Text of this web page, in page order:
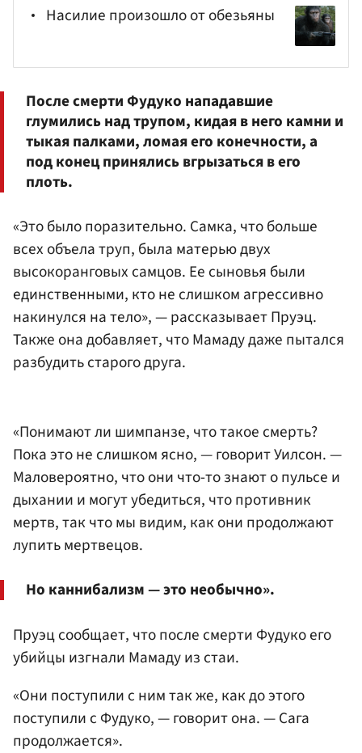
Насилие произошло от обезьяны
После смерти Фудуко нападавшие
глумились над трупом, кидая в него камни и
тыкая палками, ломая его конечности, а
под конец принялись вгрызаться в его
плоть.
«Это было поразительно. Самка, что больше
всех объела труп, была матерью двух
высокоранговых самцов. Ее сыновья были
единственными, кто не слишком агрессивно
накинулся на тело», — рассказывает Пруэц.
Также она добавляет, что Мамаду даже пытался
разбудить старого друга.
«Понимают ли шимпанзе, что такое смерть?
Пока это не слишком ясно, — говорит Уилсон. —
Маловероятно, что они что-то знают о пульсе и
дыхании и могут убедиться, что противник
мертв, так что мы видим, как они продолжают
лупить мертвецов.
Но каннибализм — это необычно».
Пруэц сообщает, что после смерти Фудуко его
убийцы изгнали Мамаду из стаи.
«Они поступили с ним так же, как до этого
поступили с Фудуко, — говорит она. — Сага
продолжается».